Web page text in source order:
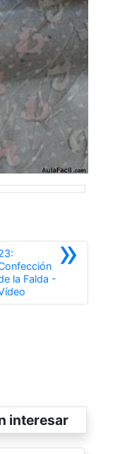
»
la Falda -
interesar